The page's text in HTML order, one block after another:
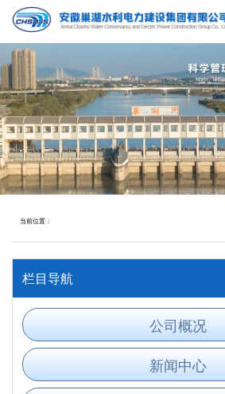
当前位置：
栏目导航
公司概况
新闻中心